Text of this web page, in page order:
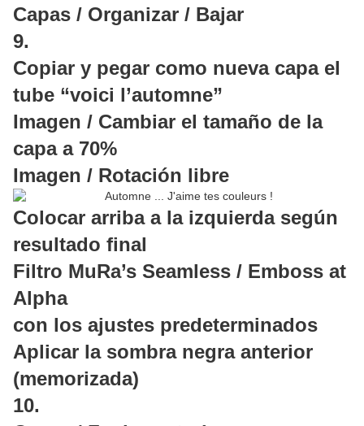
Capas / Organizar / Bajar
9.
Copiar y pegar como nueva capa el
tube “voici l’automne”
Imagen / Cambiar el tamaño de la
capa a 70%
Imagen / Rotación libre
Colocar arriba a la izquierda según
resultado final
Filtro MuRa’s Seamless / Emboss at
Alpha
con los ajustes predeterminados
Aplicar la sombra negra anterior
(memorizada)
10.